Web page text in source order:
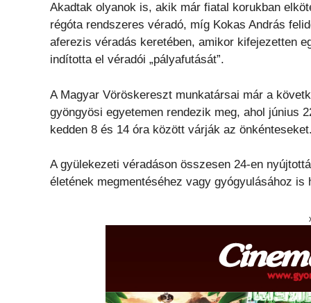
Akadtak olyanok is, akik már fiatal korukban
régóta rendszeres véradó, míg Kokas András
aferezis véradás keretében, amikor kifejezetten
indította el véradói „pályafutását”.
A Magyar Vöröskereszt munkatársai már a
gyöngyösi egyetemen rendezik meg, ahol június
kedden 8 és 14 óra között várják az önkénteseket.
A gyülekezeti véradáson összesen 24-en
életének megmentéséhez vagy gyógyulásához is